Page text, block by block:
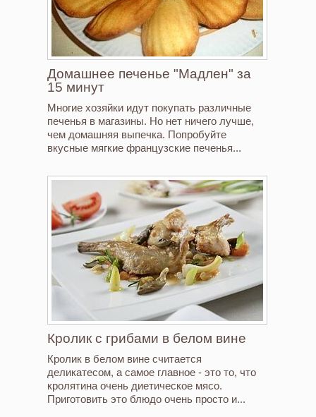
Домашнее печенье "Мадлен" за
15 минут
Многие хозяйки идут покупать различные
печенья в магазины. Но нет ничего лучше,
чем домашняя выпечка. Попробуйте
вкусные мягкие французские печенья...
Кролик с грибами в белом вине
Кролик в белом вине считается
деликатесом, а самое главное - это то, что
кролятина очень диетическое мясо.
Приготовить это блюдо очень просто и...